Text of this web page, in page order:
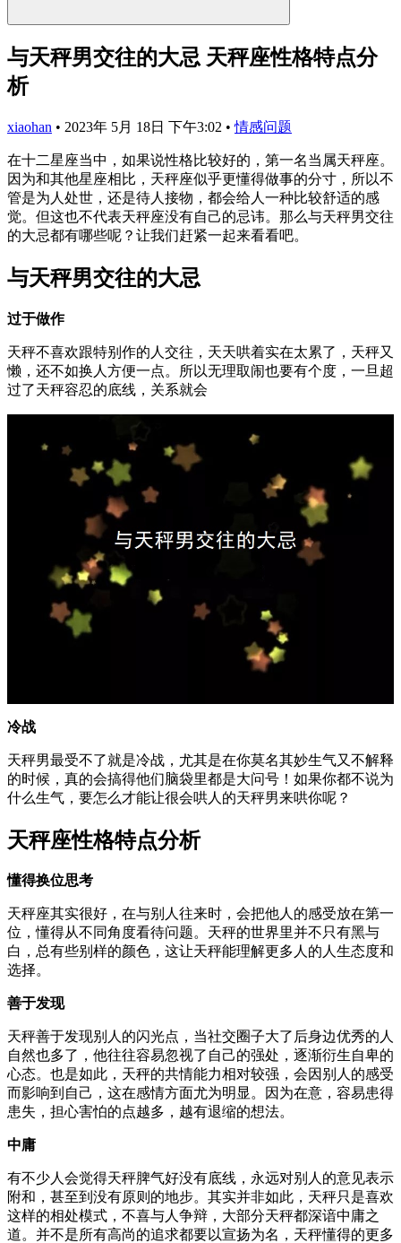
与天秤男交往的大忌 天秤座性格特点分
析
xiaohan • 2023年 5月 18日 下午3:02 • 情感问题
在十二星座当中，如果说性格比较好的，第一名当属天秤座。
因为和其他星座相比，天秤座似乎更懂得做事的分寸，所以不
管是为人处世，还是待人接物，都会给人一种比较舒适的感
觉。但这也不代表天秤座没有自己的忌讳。那么与天秤男交往
的大忌都有哪些呢？让我们赶紧一起来看看吧。
与天秤男交往的大忌
过于做作
天秤不喜欢跟特别作的人交往，天天哄着实在太累了，天秤又
懒，还不如换人方便一点。所以无理取闹也要有个度，一旦超
过了天秤容忍的底线，关系就会
冷战
天秤男最受不了就是冷战，尤其是在你莫名其妙生气又不解释
的时候，真的会搞得他们脑袋里都是大问号！如果你都不说为
什么生气，要怎么才能让很会哄人的天秤男来哄你呢？
天秤座性格特点分析
懂得换位思考
天秤座其实很好，在与别人往来时，会把他人的感受放在第一
位，懂得从不同角度看待问题。天秤的世界里并不只有黑与
白，总有些别样的颜色，这让天秤能理解更多人的人生态度和
选择。
善于发现
天秤善于发现别人的闪光点，当社交圈子大了后身边优秀的人
自然也多了，他往往容易忽视了自己的强处，逐渐衍生自卑的
心态。也是如此，天秤的共情能力相对较强，会因别人的感受
而影响到自己，这在感情方面尤为明显。因为在意，容易患得
患失，担心害怕的点越多，越有退缩的想法。
中庸
有不少人会觉得天秤脾气好没有底线，永远对别人的意见表示
附和，甚至到没有原则的地步。其实并非如此，天秤只是喜欢
这样的相处模式，不喜与人争辩，大部分天秤都深谙中庸之
道。并不是所有高尚的追求都要以宣扬为名，天秤懂得的更多